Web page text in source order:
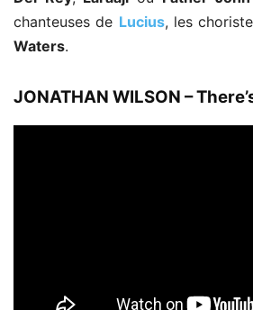
chanteuses de Lucius, les
Waters.
JONATHAN WILSON –